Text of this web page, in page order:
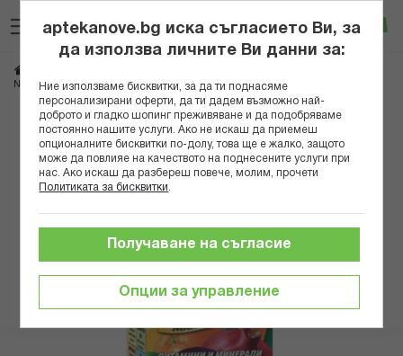
към
съдържанието
Вход
NW АЛАЙВ ТАБЛ. 1ГР Х 60 B
Преминете
края
aptekanove.bg иска съгласието Ви, за
да използва личните Ви данни за:
Ние използваме бисквитки, за да ти поднасяме
персонализирани оферти, да ти дадем възможно най-
доброто и гладко шопинг преживяване и да подобряваме
постоянно нашите услуги. Ако не искаш да приемеш
опционалните бисквитки по-долу, това ще е жалко, защото
може да повлияе на качеството на поднесените услуги при
нас. Ако искаш да разбереш повече, молим, прочети
Политиката за бисквитки
Опции за управление
Получаване на съгласие